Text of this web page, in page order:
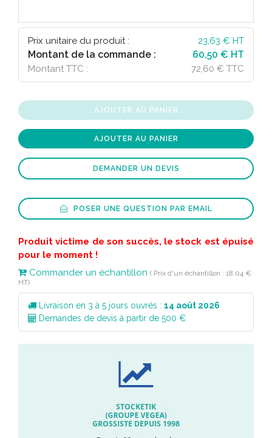
Prix unitaire du produit : 23,63 € HT
Montant de la commande : 60,50 € HT
Montant TTC : 72,60 € TTC
AJOUTER AU PANIER
AJOUTER AU PANIER
DEMANDER UN DEVIS
POSER UNE QUESTION PAR EMAIL
Produit victime de son succès, le stock est épuisé
pour le moment !
Commander un échantillon ( Prix d'un échantillon : 18,04 €
HT)
Livraison en 3 à 5 jours ouvrés : 14 août 2026
Demandes de devis à partir de 500 €